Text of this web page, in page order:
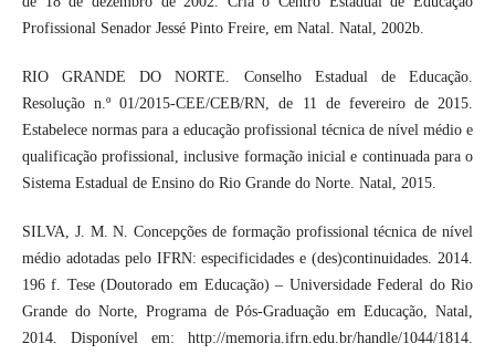
Profissional Senador Jessé Pinto Freire, em Natal. Natal, 2002b.
RIO GRANDE DO NORTE. Conselho Estadual de Educação.
Resolução n.º 01/2015-CEE/CEB/RN, de 11 de fevereiro de 2015.
Estabelece normas para a educação profissional técnica de nível médio e
qualificação profissional, inclusive formação inicial e continuada para o
Sistema Estadual de Ensino do Rio Grande do Norte. Natal, 2015.
SILVA, J. M. N. Concepções de formação profissional técnica de nível
médio adotadas pelo IFRN: especificidades e (des)continuidades. 2014.
196 f. Tese (Doutorado em Educação) – Universidade Federal do Rio
Grande do Norte, Programa de Pós-Graduação em Educação, Natal,
2014. Disponível em: http://memoria.ifrn.edu.br/handle/1044/1814.